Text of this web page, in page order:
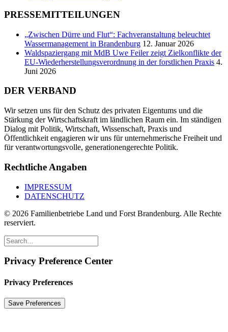
PRESSEMITTEILUNGEN
„Zwischen Dürre und Flut“: Fachveranstaltung beleuchtet
Wassermanagement in Brandenburg 12. Januar 2026
Waldspaziergang mit MdB Uwe Feiler zeigt Zielkonflikte der
EU-Wiederherstellungsverordnung in der forstlichen Praxis 4.
Juni 2026
DER VERBAND
Wir setzen uns für den Schutz des privaten Eigentums und die
Stärkung der Wirtschaftskraft im ländlichen Raum ein. Im ständigen
Dialog mit Politik, Wirtschaft, Wissenschaft, Praxis und
Öffentlichkeit engagieren wir uns für unternehmerische Freiheit und
für verantwortungsvolle, generationengerechte Politik.
Rechtliche Angaben
IMPRESSUM
DATENSCHUTZ
© 2026 Familienbetriebe Land und Forst Brandenburg. Alle Rechte
reserviert.
Privacy Preference Center
Privacy Preferences